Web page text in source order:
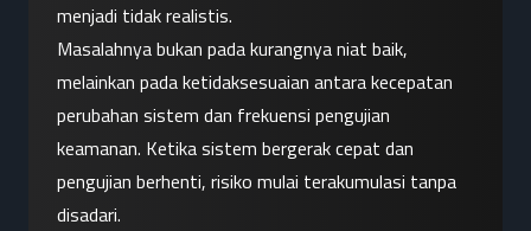
menjadi tidak realistis.
Masalahnya bukan pada kurangnya niat baik,
melainkan pada ketidaksesuaian antara kecepatan
perubahan sistem dan frekuensi pengujian
keamanan. Ketika sistem bergerak cepat dan
pengujian berhenti, risiko mulai terakumulasi tanpa
disadari.